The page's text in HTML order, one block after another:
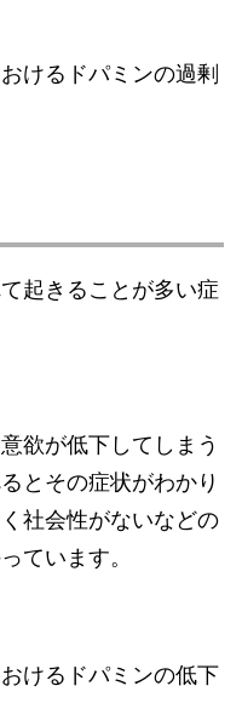
けるドパミンの過剰
起きることが多い症
欲が低下してしまう
とその症状がわかり
社会性がないなどの
ています。
けるドパミンの低下